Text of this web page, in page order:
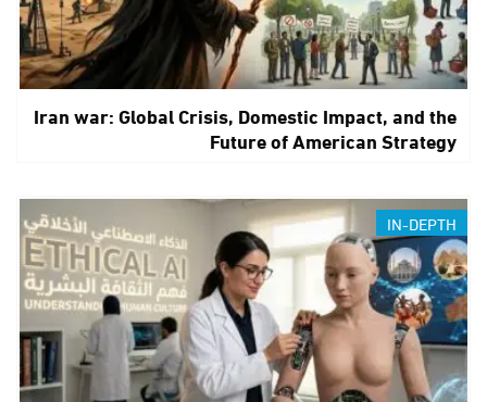
Iran war: Global Crisis, Domestic Impact, and the
Future of American Strategy
IN-DEPTH